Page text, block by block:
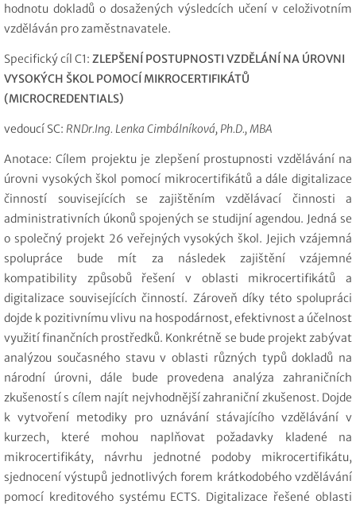
hodnotu dokladů o dosažených výsledcích učení v celoživotním
vzděláván pro zaměstnavatele.
Specifický cíl C1: ZLEPŠENÍ POSTUPNOSTI VZDĚLÁNÍ NA ÚROVNI
VYSOKÝCH ŠKOL POMOCÍ MIKROCERTIFIKÁTŮ
(MICROCREDENTIALS)
vedoucí SC: RNDr.Ing. Lenka Cimbálníková, Ph.D., MBA
Anotace: Cílem projektu je zlepšení prostupnosti vzdělávání na
úrovni vysokých škol pomocí mikrocertifikátů a dále digitalizace
činností souvisejících se zajištěním vzdělávací činnosti a
administrativních úkonů spojených se studijní agendou. Jedná se
o společný projekt 26 veřejných vysokých škol. Jejich vzájemná
spolupráce bude mít za následek zajištění vzájemné
kompatibility způsobů řešení v oblasti mikrocertifikátů a
digitalizace souvisejících činností. Zároveň díky této spolupráci
dojde k pozitivnímu vlivu na hospodárnost, efektivnost a účelnost
využití finančních prostředků. Konkrétně se bude projekt zabývat
analýzou současného stavu v oblasti různých typů dokladů na
národní úrovni, dále bude provedena analýza zahraničních
zkušeností s cílem najít nejvhodnější zahraniční zkušenost. Dojde
k vytvoření metodiky pro uznávání stávajícího vzdělávání v
kurzech, které mohou naplňovat požadavky kladené na
mikrocertifikáty, návrhu jednotné podoby mikrocertifikátu,
sjednocení výstupů jednotlivých forem krátkodobého vzdělávání
pomocí kreditového systému ECTS. Digitalizace řešené oblasti